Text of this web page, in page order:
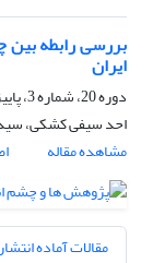
بررسی رابطه بین
ایران
دوره 20، شماره 3، پاییز 1399، صفحه
احد سیفی کشکی،
مشاهده مقاله
مقالات آماده